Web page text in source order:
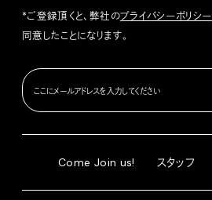
*ご登録頂くと、弊社のプライバシーポリシー
同意したことになります。
Come Join us! スタッフ